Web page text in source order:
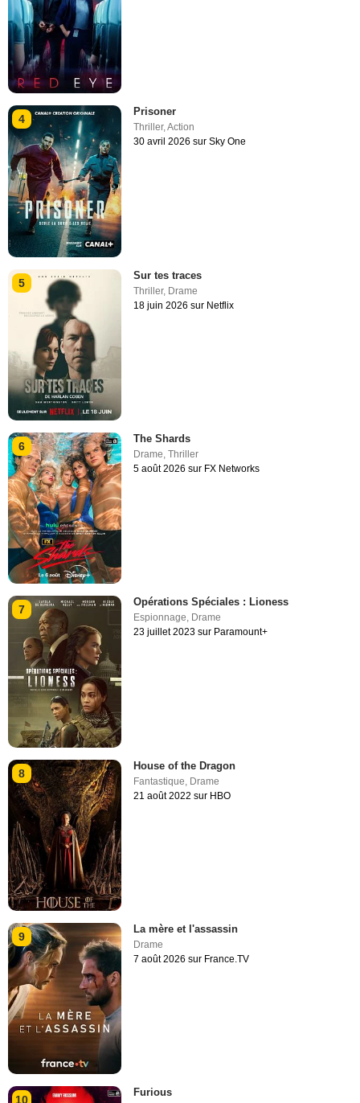
4
Prisoner
Thriller,Action
30 avril 2026 sur Sky One
5
Sur tes traces
Thriller, Drame
18 juin 2026 sur Netflix
6
The Shards
Drame,Thriller
5 août 2026 sur FX Networks
7
Opérations Spéciales : Lioness
Espionnage, Drame
23 juillet 2023 sur Paramount+
8
House of the Dragon
Fantastique Drame
21 août 2022 sur HBO
9
La mère et l'assassin
Drame
7 août 2026 sur France.TV
10
Furious